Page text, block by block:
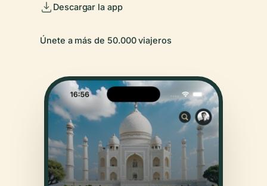
Descargar la app
Únete a más de 50.000 viajeros